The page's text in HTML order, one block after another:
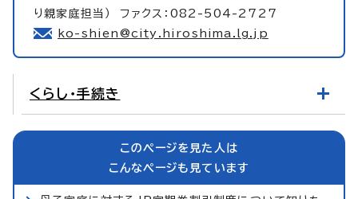
り親家庭担当） ファクス：082-504-2727
ko-shien@city.hiroshima.lg.jp
くらし・手続き
このページを見た人は
こんなページも見ています